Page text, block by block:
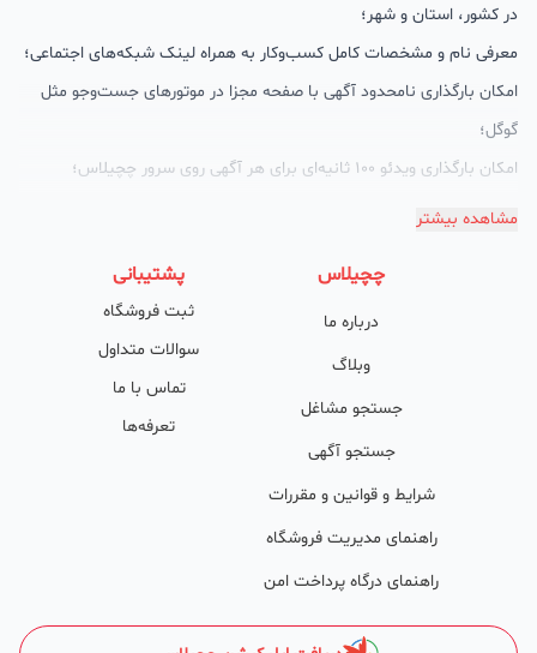
در کشور، استان و شهر؛
معرفی نام و مشخصات کامل کسب‌وکار به همراه لینک شبکه‌های اجتماعی؛
امکان بارگذاری نامحدود آگهی با صفحه مجزا در موتورهای جست‌وجو مثل
گوگل؛
امکان بارگذاری ویدئو 100 ثانیه‌ای برای هر آگهی روی سرور چچیلاس؛
گالری تصاویر محصول؛
پشتیبانی حرفه‌ای را هم به سبد خدماتش اضافه کرده است. چچیلاس با
امکان پشتیبان اختصاصی به محض ورود هر کسب‌وکار، نظارت، تحلیل
وکمک پشتیبان‌ها در تولید محتوا و سئونویسی به کسب‌وکارها شرایط را
طوری فراهم کرده که تا الان کسب‌وکارهای فعال در چچیلاس با کلمات
کلیدی بسیار خوبی رتبه دریافت کرده و بازخورد‌های بسیار خوبی گرفته‌اند.
معرفی کنند؟
مشاهده بیشتر
چچیلاس
درباره ما
وبلاگ
جستجو مشاغل
جستجو آگهی
شرایط و قوانین و مقررات
راهنمای مدیریت فروشگاه
راهنمای درگاه پرداخت امن
پشتیبانی
ثبت فروشگاه
سوالات متداول
تماس با ما
تعرفه‌ها